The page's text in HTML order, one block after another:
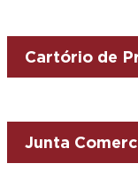
Cartório de
Junta